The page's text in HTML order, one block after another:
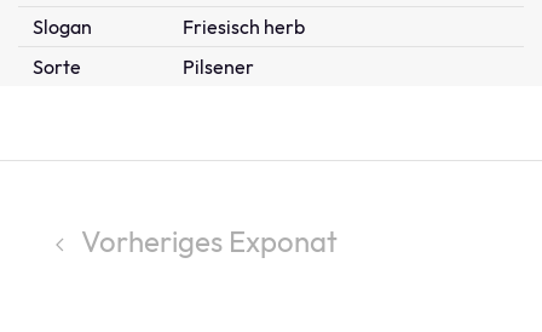
Slogan
Friesisch herb
Sorte
Pilsener
Vorheriges Exponat